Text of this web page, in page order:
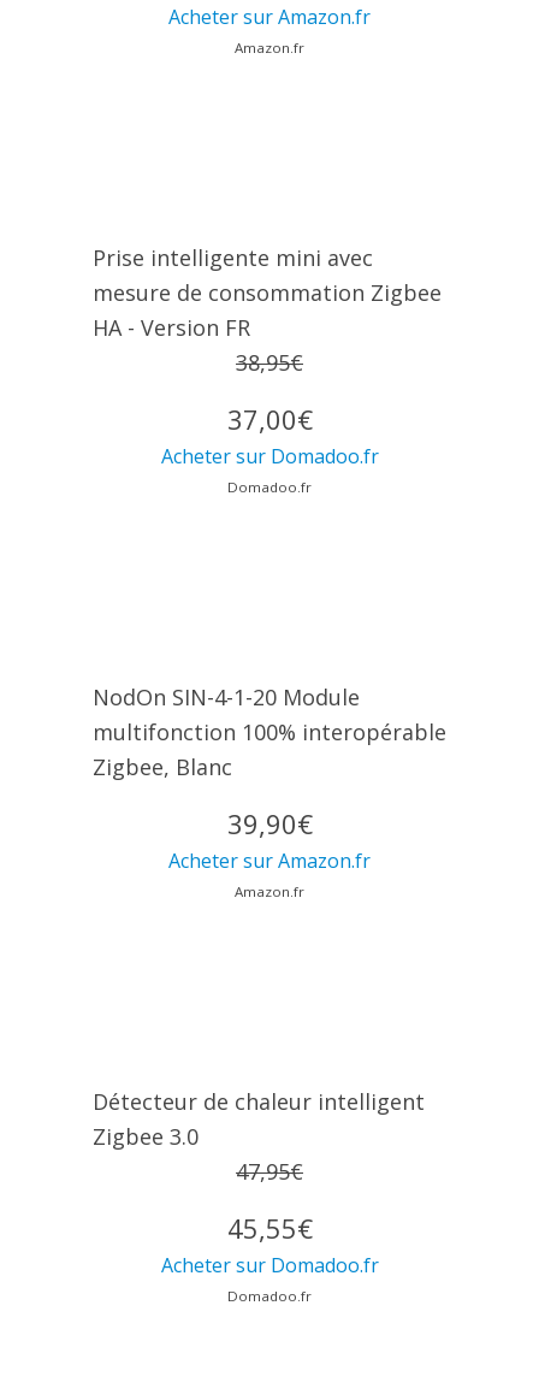
Acheter sur Amazon.fr
Amazon.fr
Prise intelligente mini avec
mesure de consommation Zigbee
HA - Version FR
38,95€
37,00€
Acheter sur Domadoo.fr
Domadoo.fr
NodOn SIN-4-1-20 Module
multifonction 100% interopérable
Zigbee, Blanc
39,90€
Acheter sur Amazon.fr
Amazon.fr
Détecteur de chaleur intelligent
Zigbee 3.0
47,95€
45,55€
Acheter sur Domadoo.fr
Domadoo.fr